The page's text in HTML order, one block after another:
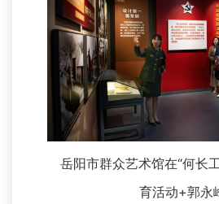
岳阳市群众艺术馆在“何长工
育活动+郭永